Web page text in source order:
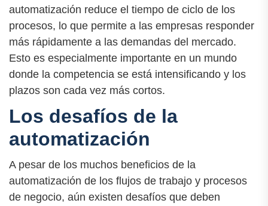
automatización reduce el tiempo de ciclo de los
procesos, lo que permite a las empresas responder
más rápidamente a las demandas del mercado.
Esto es especialmente importante en un mundo
donde la competencia se está intensificando y los
plazos son cada vez más cortos.
Los desafíos de la
automatización
A pesar de los muchos beneficios de la
automatización de los flujos de trabajo y procesos
de negocio, aún existen desafíos que deben